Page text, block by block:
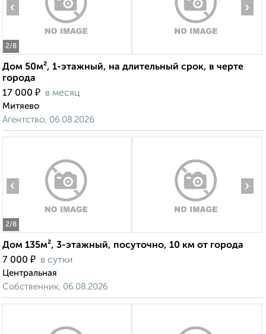
2/8
‹ ›
Дом 50м², 1-этажный, на длительный срок, в черте
города
17 000 ₽ в месяц
Митяево
Агентство, 06.08.2026
2/8
‹ ›
Дом 135м², 3-этажный, посуточно, 10 км от города
7 000 ₽ в сутки
Центральная
Собственник, 06.08.2026